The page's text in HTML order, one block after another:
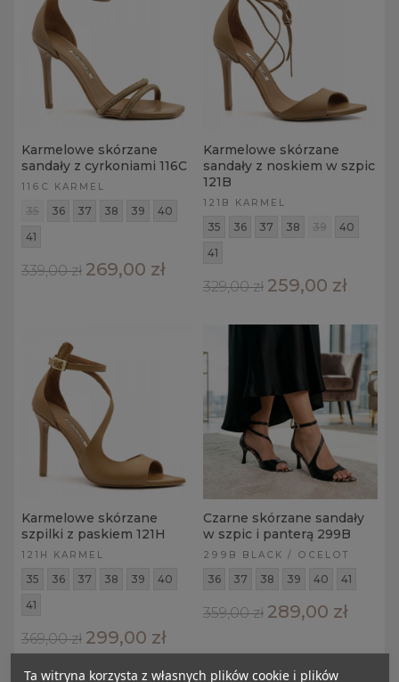
Karmelowe skórzane
sandały z cyrkoniami 116C
116C KARMEL
35 36 37 38 39
40
41
339,00 zł 269,00 zł
Karmelowe skórzane
sandały z noskiem w szpic
121B
121B KARMEL
35 36 37 38 39
40
41
329,00 zł 259,00 zł
Karmelowe skórzane
szpilki z paskiem 121H
121H KARMEL
35 36 37 38 39
40
41
369,00 zł 299,00 zł
Czarne skórzane sandały
w szpic i panterą 299B
299B BLACK / OCELOT
36 37 38 39 40 41
359,00 zł 289,00 zł
Ta witryna korzysta z własnych plików cookie i plików